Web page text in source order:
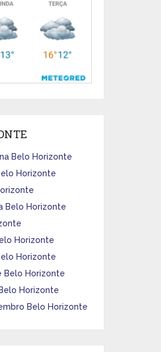
Belo Horizonte
Horizonte
Belo Horizonte
Horizonte
Horizonte
Belo Horizonte
Horizonte
Belo Horizonte